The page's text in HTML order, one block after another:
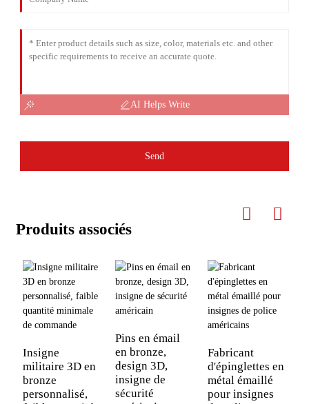
AI Helps Write
Send
Produits associés
Insigne
militaire 3D en
bronze
personnalisé,
Pins en émail
en bronze,
design 3D,
insigne de
sécurité
Fabricant
d'épinglettes en
métal émaillé
pour insignes